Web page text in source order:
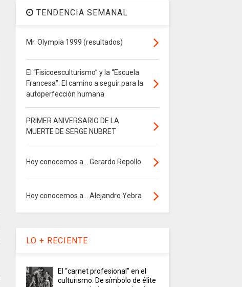
TENDENCIA SEMANAL
Mr. Olympia 1999 (resultados)
El “Fisicoesculturismo” y la “Escuela
Francesa”: El camino a seguir para la
autoperfección humana
PRIMER ANIVERSARIO DE LA
MUERTE DE SERGE NUBRET
Hoy conocemos a... Gerardo Repollo
Hoy conocemos a... Alejandro Yebra
LO + RECIENTE
El “carnet profesional” en el
culturismo: De símbolo de élite